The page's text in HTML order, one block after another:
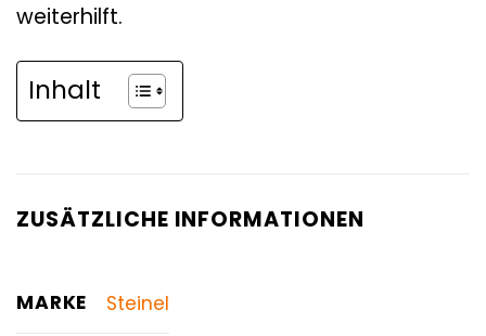
weiterhilft.
Inhalt
ZUSÄTZLICHE INFORMATIONEN
MARKE Steinel